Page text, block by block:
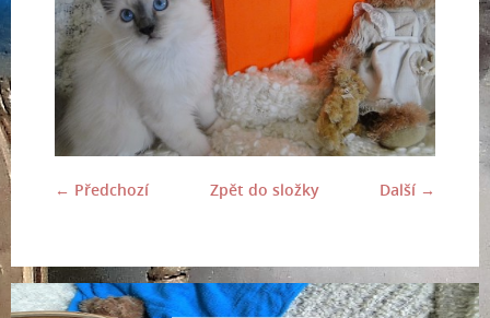
← Předchozí Další →
Zpět do složky